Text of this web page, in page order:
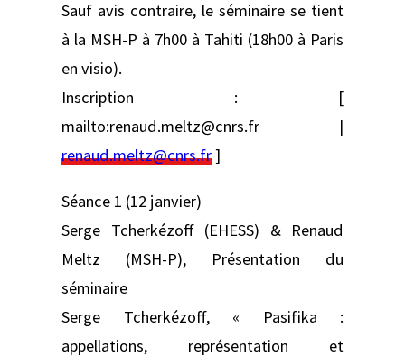
Sauf avis contraire, le séminaire se tient
à la MSH-P à 7h00 à Tahiti (18h00 à Paris
en visio).
Inscription : [
mailto:renaud.meltz@cnrs.fr |
renaud.meltz@cnrs.fr]
Séance 1 (12 janvier)
Serge Tcherkézoff (EHESS) & Renaud
Meltz (MSH-P), Présentation du
séminaire
Serge Tcherkézoff, « Pasifika :
appellations, représentation et